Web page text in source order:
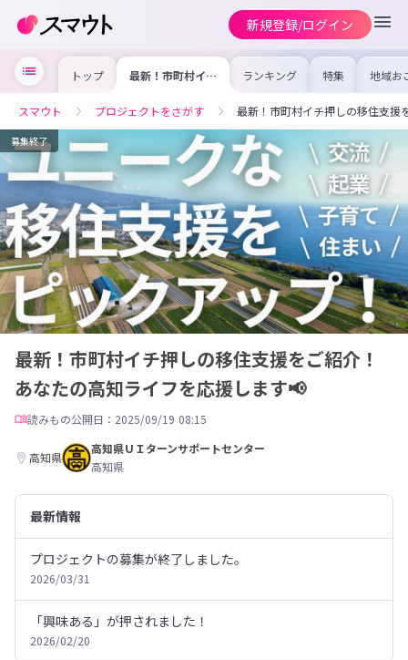
新規登録/ログイン
トップ 最新！市町村イチ
押しの移住支援を
高知ライフを応援
します📢
ランキング 特集 地域お
の求
を集め
事内容
を比較
合った
けよう
スマウト プロジェクトをさがす 最新！市町村イチ押しの移住支援
募集終了
最新！市町村イチ押しの移住支援をご紹介！
あなたの高知ライフを応援します📢
読みもの公開日：2025/09/19 08:15
高知県
高知県ＵＩターンサポートセンター
高知県
最新情報
プロジェクトの募集が終了しました。
2026/03/31
「興味ある」が押されました！
2026/02/20